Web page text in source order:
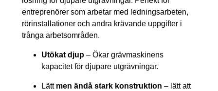
entreprenörer som arbetar med ledningsarbeten,
rörinstallationer och andra krävande uppgifter i
trånga arbetsområden.
Utökat djup – Ökar grävmaskinens
kapacitet för djupare utgrävningar.
Lätt men ändå stark konstruktion – lätt att